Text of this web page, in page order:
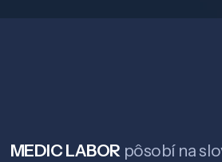
MEDIC LABOR pôsobí na